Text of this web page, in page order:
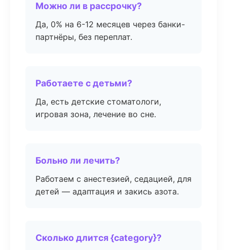
Можно ли в рассрочку?
Да, 0% на 6-12 месяцев через банки-
партнёры, без переплат.
Работаете с детьми?
Да, есть детские стоматологи,
игровая зона, лечение во сне.
Больно ли лечить?
Работаем с анестезией, седацией, для
детей — адаптация и закись азота.
Сколько длится {category}?